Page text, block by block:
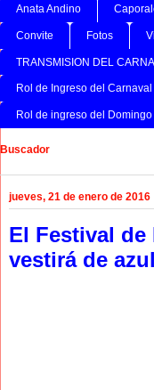
Anata Andino
Convite Fotos
TRANSMISION DEL
Rol de Ingreso del
Rol de ingreso del
Buscador
jueves, 21 de enero de 2016
El Festival de
vestirá de